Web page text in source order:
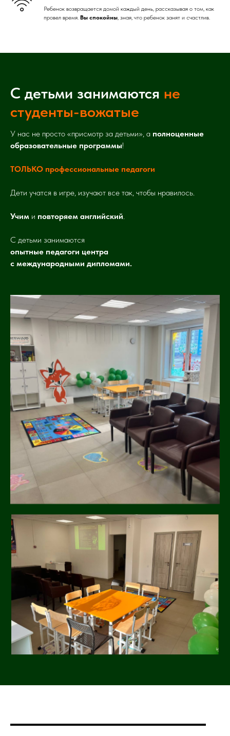
Ребенок возвращается домой каждый день, рассказывая о том, как
провел время. Вы спокойны, зная, что ребенок занят и счастлив.
С детьми занимаются не
студенты-вожатые
У нас не просто «присмотр за детьми», а полноценные
образовательные программы!
ТОЛЬКО профессиональные педагоги
Дети учатся в игре, изучают все так, чтобы нравилось.
Учим и повторяем английский.
С детьми занимаются
опытные педагоги центра
с международными дипломами.